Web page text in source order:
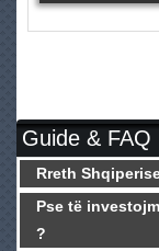
Guide & FAQ
Rreth
Pse të
?